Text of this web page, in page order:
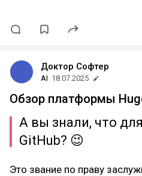
Доктор Софтер
AI 18.07.2025
Обзор платформы
А вы знали, что
GitHub? 😉
Это звание по праву